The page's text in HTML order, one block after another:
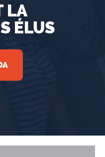
LA
ÉLUS